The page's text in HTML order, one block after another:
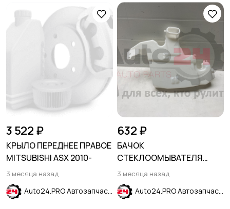
3 522 ₽
КРЫЛО ПЕРЕДНЕЕ ПРАВОЕ
MITSUBISHI ASX 2010-
3 месяца назад
Auto24.PRO Автозапчасти
632 ₽
БАЧОК
СТЕКЛООМЫВАТЕЛЯ
RENAULT KAPTUR 2016-
2022
3 месяца назад
Auto24.PRO Автозапчасти